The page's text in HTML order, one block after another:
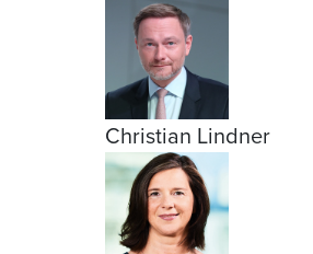
Christian Lindner